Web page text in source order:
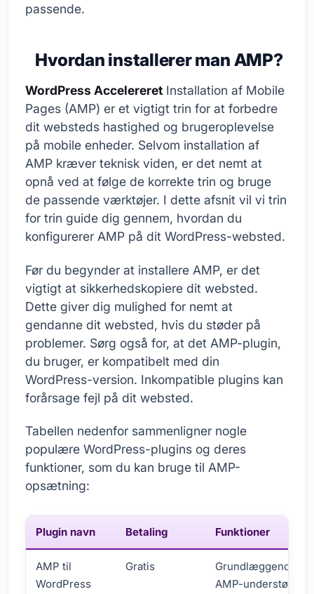
passende.
Hvordan installerer man AMP?
WordPress Accelereret Installation af Mobile
Pages (AMP) er et vigtigt trin for at forbedre
dit websteds hastighed og brugeroplevelse
på mobile enheder. Selvom installation af
AMP kræver teknisk viden, er det nemt at
opnå ved at følge de korrekte trin og bruge
de passende værktøjer. I dette afsnit vil vi trin
for trin guide dig gennem, hvordan du
konfigurerer AMP på dit WordPress-websted.
Før du begynder at installere AMP, er det
vigtigt at sikkerhedskopiere dit websted.
Dette giver dig mulighed for nemt at
gendanne dit websted, hvis du støder på
problemer. Sørg også for, at det AMP-plugin,
du bruger, er kompatibelt med din
WordPress-version. Inkompatible plugins kan
forårsage fejl på dit websted.
Tabellen nedenfor sammenligner nogle
populære WordPress-plugins og deres
funktioner, som du kan bruge til AMP-
opsætning:
Plugin navn Betaling Funktioner
AMP til
WordPress
Gratis
Grundlæggende
AMP-